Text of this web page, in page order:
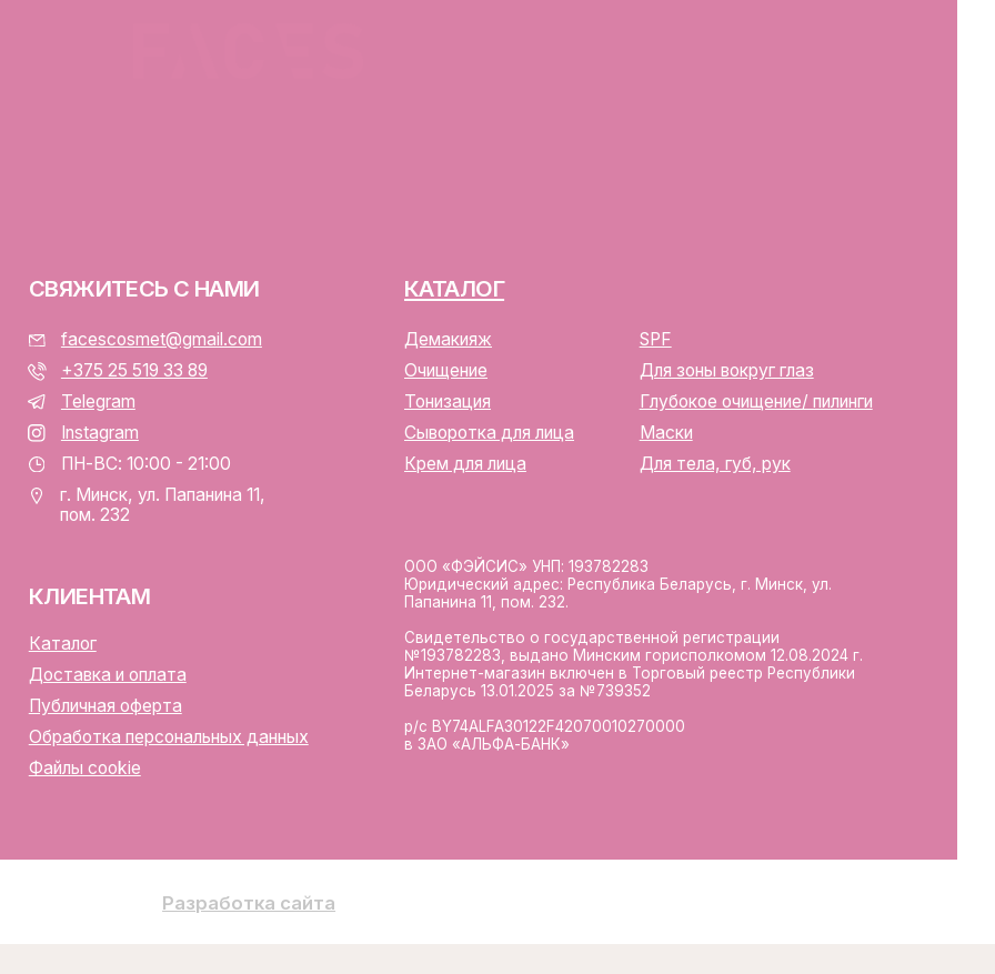
ООО «ФЭЙСИС» УНП: 193782283
Юридический адрес: Республика Беларусь, г. Минск, ул.
Свидетельство о государственной регистрации
№193782283, выдано Минским горисполкомом 12.08.2024 г.
Интернет-магазин включен в Торговый реестр Республики
Беларусь 13.01.2025 за №739352
р/с BY74ALFA30122F42070010270000
и оплата
оферта
персональных данных
cookie
Разработка сайта